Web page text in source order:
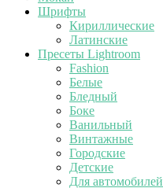
Шрифты
Кириллические
Латинские
Пресеты Lightroom
Fashion
Белые
Бледный
Боке
Ванильный
Винтажные
Городские
Детские
Для автомобилей